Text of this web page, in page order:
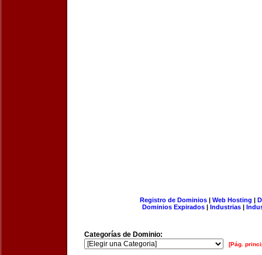
Registro de Dominios| Web Hosting |
Dominios Expirados | Industrias |
Categorías de Dominio:
[Pág.